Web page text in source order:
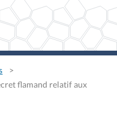
flamand relatif aux